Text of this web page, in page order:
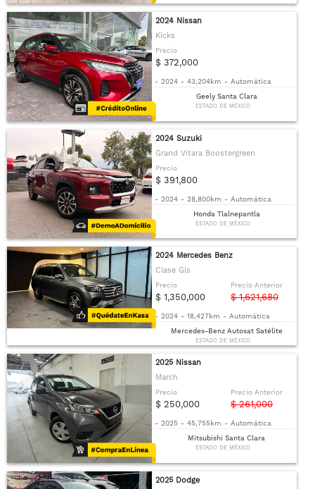
2024 Nissan
Kicks
Precio
$ 372,000
- 2024 - 43,204km - Automática
Geely Santa Clara
ESTADO DE MÉXICO
2024 Suzuki
Grand Vitara Boostergreen
Precio
$ 391,800
- 2024 - 28,800km - Automática
Honda Tlalnepantla
ESTADO DE MÉXICO
2024 Mercedes Benz
Clase Gls
Precio
$ 1,350,000
Precio Anterior
$ 1,621,680
- 2024 - 18,427km - Automática
Mercedes-Benz Autosat Satélite
ESTADO DE MÉXICO
2025 Nissan
March
Precio
$ 250,000
Precio Anterior
$ 261,000
- 2025 - 45,755km - Automática
Mitsubishi Santa Clara
ESTADO DE MÉXICO
2025 Dodge